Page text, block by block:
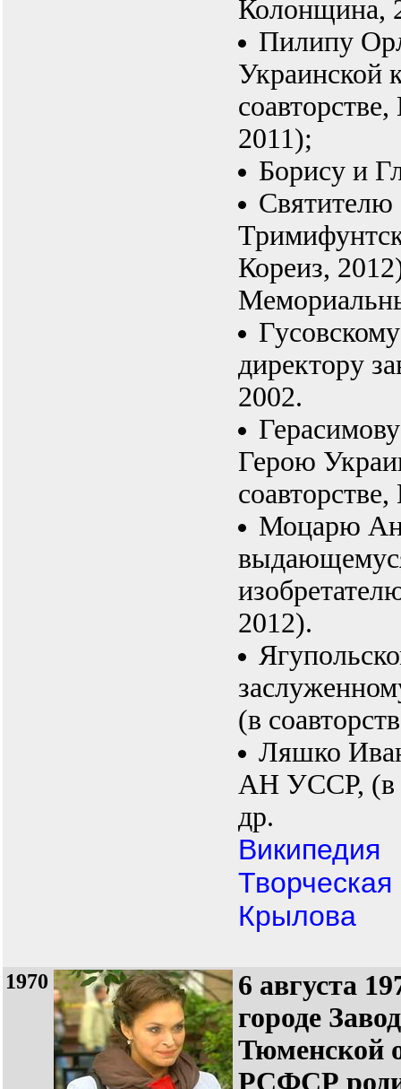
Колонщина,
Пилипу
Украинской
2011);
Борису и
Кореиз,
директору
2002.
Герою
Моцарю
2012).
(в
Ляшко
АН УССР, (в
др.
Википедия
Крылова
1970
6 августа
городе
Тюменской
РСФСР